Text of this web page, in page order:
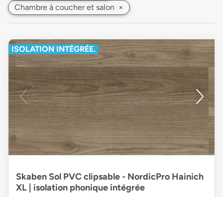
Chambre à coucher et salon ×
ISOLATION INTÉGRÉE.
Skaben Sol PVC clipsable - NordicPro Hainich
XL | isolation phonique intégrée